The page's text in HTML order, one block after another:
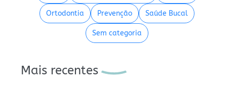
Ortodontia Prevenção Saúde Bucal
Sem categoria
Mais recentes